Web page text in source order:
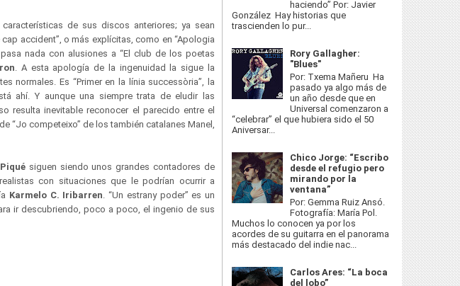
de sus discos anteriores; ya sean
accident”, o más explícitas, como en “Apologia
nada con alusiones a “El club de los poetas
. A esta apología de la ingenuidad la sigue la
normales. Es “Primer en la línia successòria”, la
ahí. Y aunque una siempre trata de eludir las
resulta inevitable reconocer el parecido entre el
“Jo competeixo” de los también catalanes Manel,
siguen siendo unos grandes contadores de
con situaciones que le podrían ocurrir a
Karmelo C. Iribarren. “Un estrany poder” es un
ir descubriendo, poco a poco, el ingenio de sus
haciendo” Por: Javier
González Hay historias que
trascienden lo pur...
Rory Gallagher:
"Blues"
Por: Txema Mañeru Ha
pasado ya algo más de
un año desde que en
Universal comenzaron a
“celebrar” el que hubiera sido el 50
Aniversar...
Chico Jorge: “Escribo
desde el refugio pero
mirando por la
ventana”
Por: Gemma Ruiz Ansó.
Fotografía: María Pol.
Muchos lo conocen ya por los
acordes de su guitarra en el panorama
más destacado del indie nac...
Carlos Ares: “La boca
del lobo”